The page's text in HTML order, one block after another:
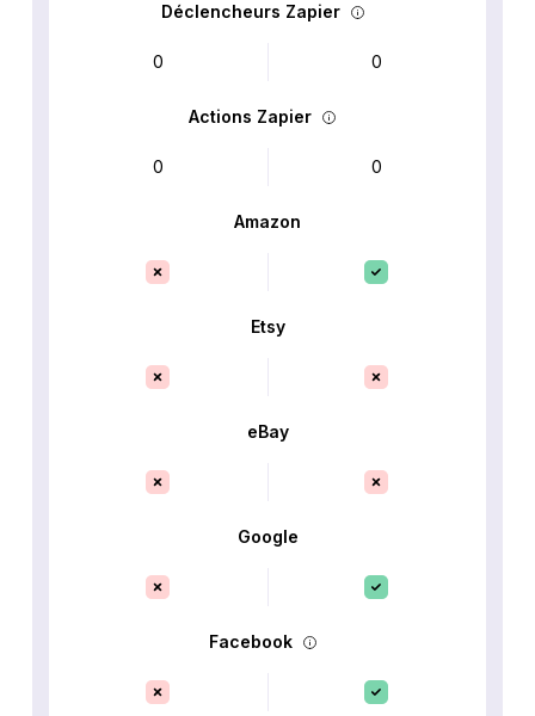
Déclencheurs Zapier
0 0
Actions Zapier
0 0
Amazon
Etsy
eBay
Google
Facebook